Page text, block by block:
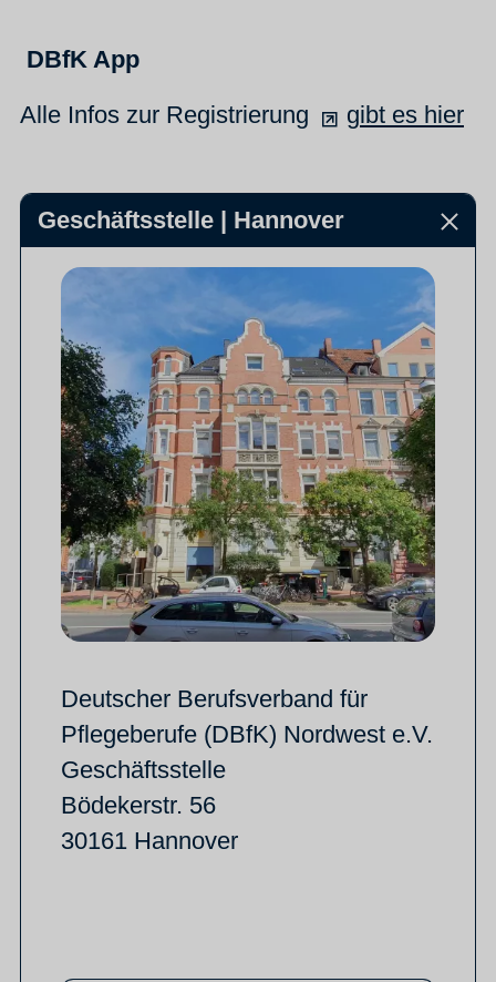
DBfK App
Alle Infos zur Registrierung
gibt es hier
Geschäftsstelle | Hannover
Deutscher Berufsverband für
Pflegeberufe (DBfK) Nordwest e.V.
Geschäftsstelle
Bödekerstr. 56
30161 Hannover